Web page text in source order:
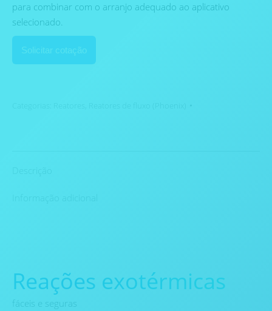
para combinar com o arranjo adequado ao aplicativo
selecionado.
Solicitar cotação
Reações exotérmicas
fáceis e seguras